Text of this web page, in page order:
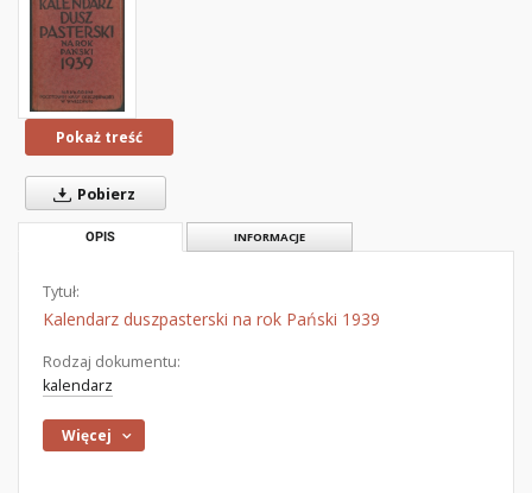
Pokaż treść
Pobierz
OPIS INFORMACJE
Tytuł:
Kalendarz duszpasterski na rok Pański 1939
Rodzaj dokumentu:
kalendarz
Więcej